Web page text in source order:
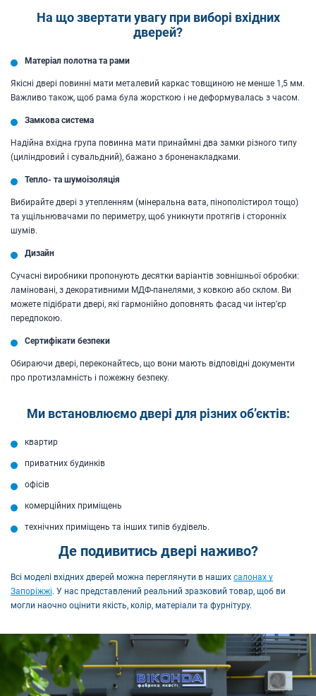
На що звертати увагу при виборі вхідних
дверей?
Матеріал полотна та рами
Якісні двері повинні мати металевий каркас товщиною не менше 1,5 мм.
Важливо також, щоб рама була жорсткою і не деформувалась з часом.
Замкова система
Надійна вхідна група повинна мати принаймні два замки різного типу
(циліндровий і сувальдний), бажано з броненакладками.
Тепло- та шумоізоляція
Вибирайте двері з утепленням (мінеральна вата, пінополістирол тощо)
та ущільнювачами по периметру, щоб уникнути протягів і сторонніх
шумів.
Дизайн
Сучасні виробники пропонують десятки варіантів зовнішньої обробки:
ламіновані, з декоративними МДФ-панелями, з ковкою або склом. Ви
можете підібрати двері, які гармонійно доповнять фасад чи інтер’єр
передпокою.
Сертифікати безпеки
Обираючи двері, переконайтесь, що вони мають відповідні документи
про протизламність і пожежну безпеку.
Ми встановлюємо двері для різних об’єктів:
квартир
приватних будинків
офісів
комерційних приміщень
технічних приміщень та інших типів будівель.
Де подивитись двері наживо?
Всі моделі вхідних дверей можна переглянути в наших салонах у
Запоріжжі. У нас представлений реальний зразковий товар, щоб ви
могли наочно оцінити якість, колір, матеріали та фурнітуру.